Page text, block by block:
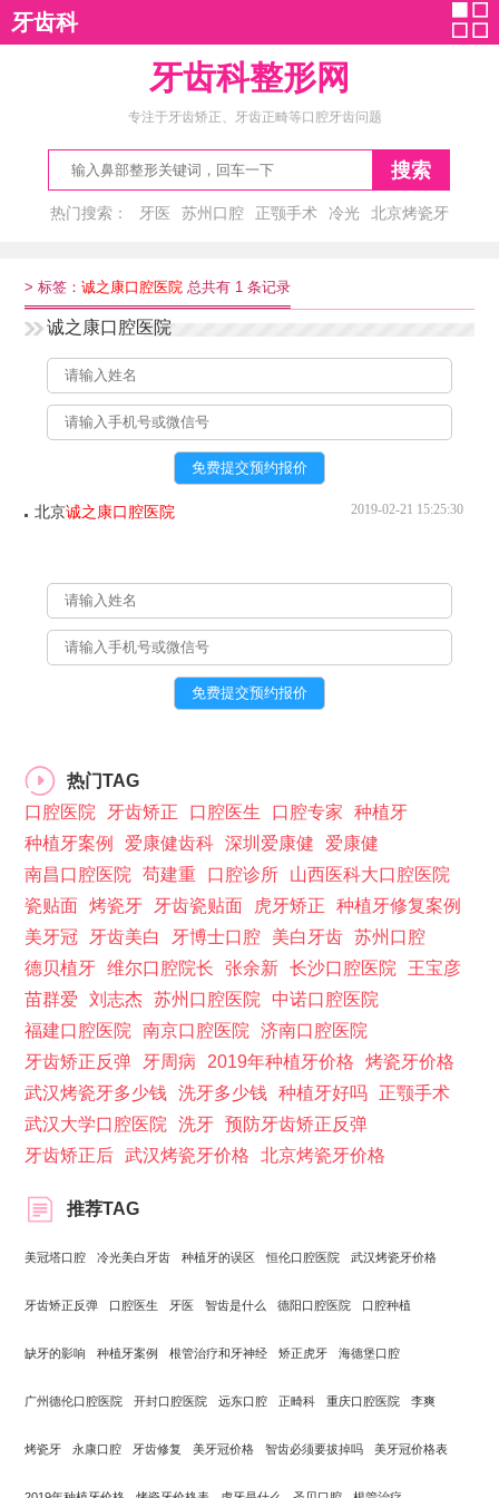
牙齿科整形网
专注于牙齿矫正、牙齿正畸等口腔牙齿问题
搜索
热门搜索： 牙医 苏州口腔 正颚手术 冷光 北京烤瓷牙
牙齿科
>标签：诚之康口腔医院 总共有 1 条记录
诚之康口腔医院
2019-02-21 15:25:30
北京诚之康口腔医院
热门TAG
口腔医院
牙齿矫正 口腔医生 口腔专家
种植牙
种植牙案例
爱康健齿科 深圳爱康健
爱康健
南昌口腔医院
苟建重 口腔诊所
山西医科大口腔医院
瓷贴面
烤瓷牙 牙齿瓷贴面 虎牙矫正
种植牙修复案例
美牙冠
牙齿美白 牙博士口腔 美白牙齿
苏州口腔
德贝植牙
维尔口腔院长 张余新 长沙口腔医院
王宝彦
苗群爱
刘志杰 苏州口腔医院
中诺口腔医院
福建口腔医院
南京口腔医院
济南口腔医院
牙齿矫正反弹
牙周病 2019年种植牙价格
烤瓷牙价格
武汉烤瓷牙多少钱
洗牙多少钱 种植牙好吗
正颚手术
武汉大学口腔医院
洗牙
预防牙齿矫正反弹
牙齿矫正后
武汉烤瓷牙价格 北京烤瓷牙价格
推荐TAG
美冠塔口腔 冷光美白牙齿 种植牙的误区 恒伦口腔医院 武汉烤瓷牙价格
牙齿矫正反弹 口腔医生 牙医 智齿是什么 德阳口腔医院 口腔种植
缺牙的影响 种植牙案例 根管治疗和牙神经 矫正虎牙 海德堡口腔
广州德伦口腔医院 开封口腔医院 远东口腔 正畸科 重庆口腔医院 李爽
烤瓷牙 永康口腔 牙齿修复 美牙冠价格 智齿必须要拔掉吗 美牙冠价格表